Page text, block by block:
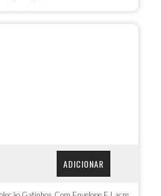
ADICIONAR